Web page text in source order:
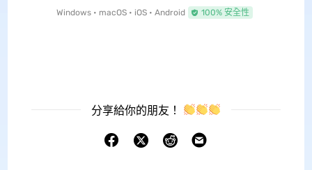
Windows • macOS • iOS • Android 100% 安全性
分享給你的朋友！